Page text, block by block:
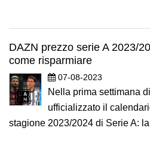
DAZN prezzo serie A 2023/
come risparmiare
07-08-2023
Nella prima settimana
ufficializzato il
stagione 2023/2024 di Serie A: